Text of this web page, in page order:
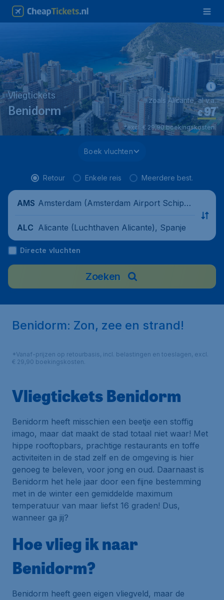
Vliegtickets
Benidorm €97*
zoals Alicante, al v.a.
*excl. € 29,90 boekingskosten.
Boek vluchten
Retour Enkele reis Meerdere best.
AMS Amsterdam (Amsterdam Airport Schipho
ALC Alicante (Luchthaven Alicante), Spanje
Directe vluchten
Zoeken
Benidorm: Zon, zee en strand!
*Vanaf-prijzen op retourbasis, incl. belastingen en toeslagen, excl.
€ 29,90 boekingskosten.
Vliegtickets Benidorm
Benidorm heeft misschien een beetje een stoffig
imago, maar dat maakt de stad totaal niet waar! Met
hippe rooftopbars, prachtige restaurants en toffe
activiteiten in de stad zelf en de omgeving is hier
genoeg te beleven, voor jong en oud. Daarnaast is
Benidorm het hele jaar door een fijne bestemming
met in de winter een gemiddelde maximum
temperatuur van maar liefst 16 graden! Dus,
wanneer ga jij?
Hoe vlieg ik naar
Benidorm?
Benidorm heeft geen eigen vliegveld, maar de